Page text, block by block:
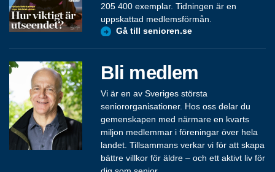
205 400 exemplar. Tidningen är en
uppskattad medlemsförmån.
Gå till senioren.se
Bli medlem
Vi är en av Sveriges största
seniororganisationer. Hos oss delar du
gemenskapen med närmare en kvarts
miljon medlemmar i föreningar över hela
landet. Tillsammans verkar vi för att skapa
bättre villkor för äldre – och ett aktivt liv för